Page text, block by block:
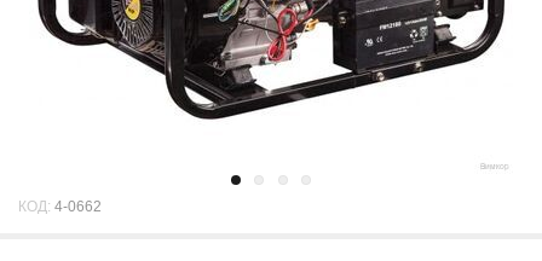
КОД: 4-0662